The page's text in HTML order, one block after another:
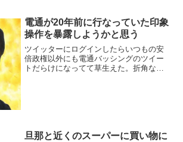
電通が20年前に行なっていた印象
操作を暴露しようかと思う
ツイッターにログインしたらいつもの安
倍政権以外にも電通バッシングのツイー
トだらけになってて草生えた。折角なの
旦那と近くのスーパーに買い物に